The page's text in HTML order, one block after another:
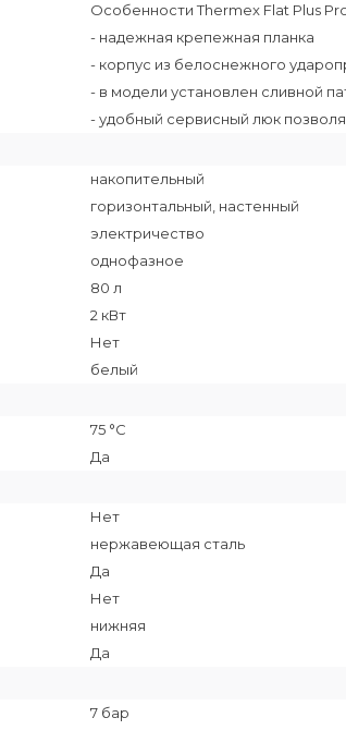
Особенности Thermex Flat Plus
- надежная крепежная планка
- корпус из белоснежного
- в модели установлен сливной
- удобный сервисный люк
накопительный
горизонтальный, настенный
электричество
однофазное
80 л
2 кВт
Нет
белый
75 °C
Да
Нет
нержавеющая сталь
Да
Нет
нижняя
Да
7 бар